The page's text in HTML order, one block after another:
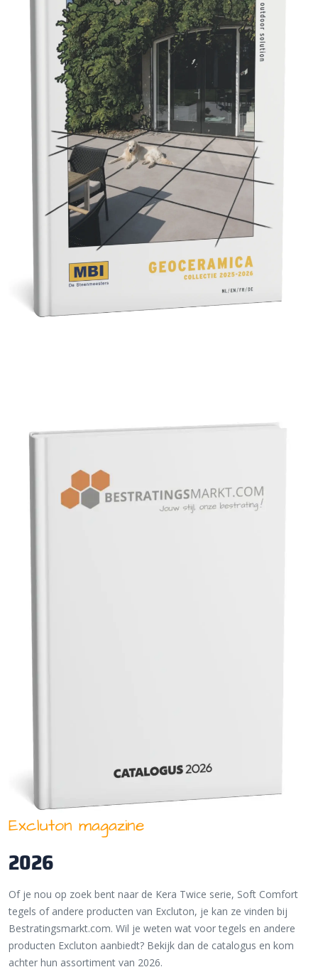
Excluton magazine
2026
Of je nou op zoek bent naar de Kera Twice serie, Soft Comfort
tegels of andere producten van Excluton, je kan ze vinden bij
Bestratingsmarkt.com. Wil je weten wat voor tegels en andere
producten Excluton aanbiedt? Bekijk dan de catalogus en kom
achter hun assortiment van 2026.